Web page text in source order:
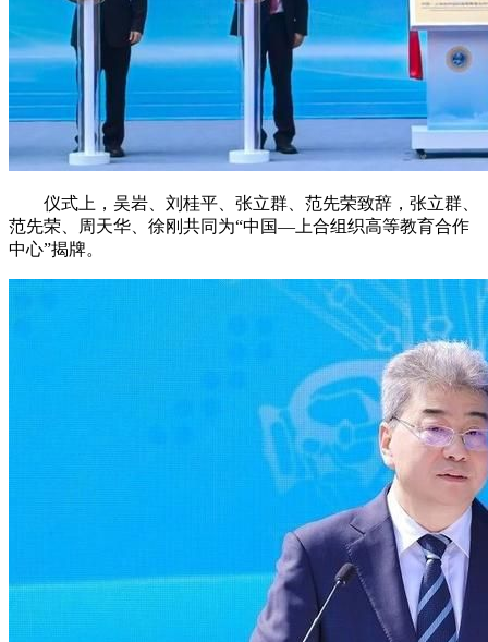
仪式上，吴岩、刘桂平、张立群、范先荣致辞，张立群、
范先荣、周天华、徐刚共同为“中国—上合组织高等教育合作
中心”揭牌。